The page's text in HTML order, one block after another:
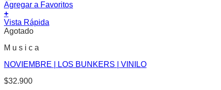
Agregar a Favoritos
+
Vista Rápida
Agotado
M u s i c a
NOVIEMBRE | LOS BUNKERS | VINILO
$32.900